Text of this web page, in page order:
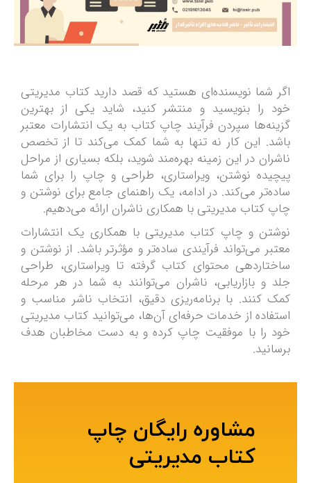
اگر شما نویسنده‌ای هستید که قصد دارید کتاب مدیریتی
خود را بنویسید و منتشر کنید، شاید یکی از بهترین
گزینه‌ها سپردن فرآیند چاپ کتاب به یک انتشارات معتبر
باشد. این کار نه تنها به شما کمک می‌کند تا از تخصص
ناشران در این زمینه بهره‌مند شوید، بلکه بسیاری از مراحل
پیچیده نوشتن، ویراستاری، طراحی و چاپ را برای شما
ساده‌تر می‌کند. در ادامه، یک راهنمای جامع برای نوشتن و
چاپ کتاب مدیریتی با همکاری ناشران ارائه می‌دهیم.
نوشتن و چاپ کتاب مدیریتی با همکاری یک انتشارات
معتبر می‌تواند فرآیندی ساده‌تر و مؤثرتر باشد. از نوشتن و
ساختاردهی محتوای کتاب گرفته تا ویراستاری، طراحی
جلد و بازاریابی، ناشران می‌توانند به شما در هر مرحله
کمک کنند. با برنامه‌ریزی دقیق، انتخاب ناشر مناسب و
استفاده از خدمات حرفه‌ای آن‌ها، می‌توانید کتاب مدیریتی
خود را با موفقیت چاپ کرده و به دست مخاطبان هدف
برسانید.
مشاوره رایگان چاپ
کتاب مدیریتی